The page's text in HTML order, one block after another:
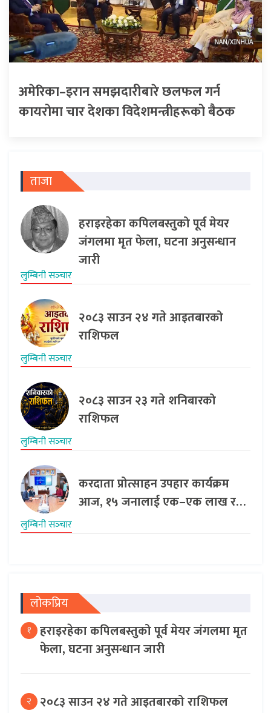
अमेरिका–इरान समझदारीबारे छलफल गर्न
कायरोमा चार देशका विदेशमन्त्रीहरूको बैठक
ताजा
हराइरहेका कपिलबस्तुको पूर्व मेयर
जंगलमा मृत फेला, घटना अनुसन्धान
जारी
लुम्बिनी सञ्‍चार
२०८३ साउन २४ गते आइतबारको
राशिफल
लुम्बिनी सञ्‍चार
२०८३ साउन २३ गते शनिबारको
राशिफल
लुम्बिनी सञ्‍चार
करदाता प्रोत्साहन उपहार कार्यक्रम
आज, १५ जनालाई एक–एक लाख र…
लुम्बिनी सञ्‍चार
लोकप्रिय
१ हराइरहेका कपिलबस्तुको पूर्व मेयर जंगलमा मृत
फेला, घटना अनुसन्धान जारी
२ २०८३ साउन २४ गते आइतबारको राशिफल